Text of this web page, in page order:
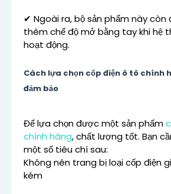
✔ Ngoài ra, bộ sản phẩm này còn
thêm chế độ mở bằng tay khi hệ
hoạt động.
Cách lựa chọn cốp điện ô tô chính
đảm bảo
Để lựa chọn được một sản phẩm
chính hãng, chất lượng tốt. Bạn
một số tiêu chí sau:
Không nên trang bị loại cốp điện
kém